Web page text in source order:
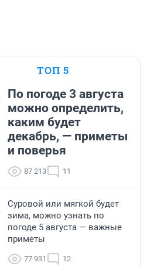
ТОП 5
По погоде 3 августа
можно определить,
каким будет
декабрь, — приметы
и поверья
87 213 11
Суровой или мягкой будет
зима, можно узнать по
погоде 5 августа — важные
приметы
77 931 12